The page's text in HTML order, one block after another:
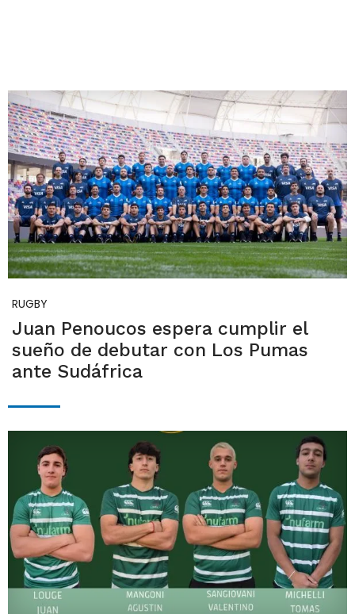
RUGBY
Juan Penoucos espera cumplir el
sueño de debutar con Los Pumas
ante Sudáfrica